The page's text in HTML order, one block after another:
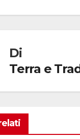
Di
Terra e